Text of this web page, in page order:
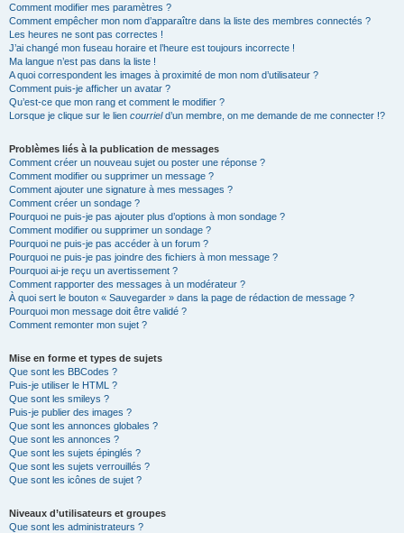
Comment modifier mes paramètres ?
Comment empêcher mon nom d’apparaître dans la liste des membres connectés ?
Les heures ne sont pas correctes !
J’ai changé mon fuseau horaire et l’heure est toujours incorrecte !
Ma langue n’est pas dans la liste !
A quoi correspondent les images à proximité de mon nom d’utilisateur ?
Comment puis-je afficher un avatar ?
Qu’est-ce que mon rang et comment le modifier ?
Lorsque je clique sur le lien courrield’un membre, on me demande de me connecter !?
Problèmes liés à la publication de messages
Comment créer un nouveau sujet ou poster une réponse ?
Comment modifier ou supprimer un message ?
Comment ajouter une signature à mes messages ?
Comment créer un sondage ?
Pourquoi ne puis-je pas ajouter plus d’options à mon sondage ?
Comment modifier ou supprimer un sondage ?
Pourquoi ne puis-je pas accéder à un forum ?
Pourquoi ne puis-je pas joindre des fichiers à mon message ?
Pourquoi ai-je reçu un avertissement ?
Comment rapporter des messages à un modérateur ?
À quoi sert le bouton « Sauvegarder » dans la page de rédaction de message ?
Pourquoi mon message doit être validé ?
Comment remonter mon sujet ?
Mise en forme et types de sujets
Que sont les BBCodes ?
Puis-je utiliser le HTML ?
Que sont les smileys ?
Puis-je publier des images ?
Que sont les annonces globales ?
Que sont les annonces ?
Que sont les sujets épinglés ?
Que sont les sujets verrouillés ?
Que sont les icônes de sujet ?
Niveaux d’utilisateurs et groupes
Que sont les administrateurs ?